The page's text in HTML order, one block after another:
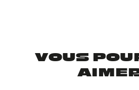
VOUS